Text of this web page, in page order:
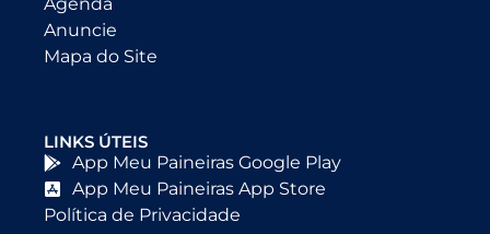
Anuncie
Mapa do Site
LINKS ÚTEIS
App Meu Paineiras Google Play
App Meu Paineiras App Store
Política de Privacidade